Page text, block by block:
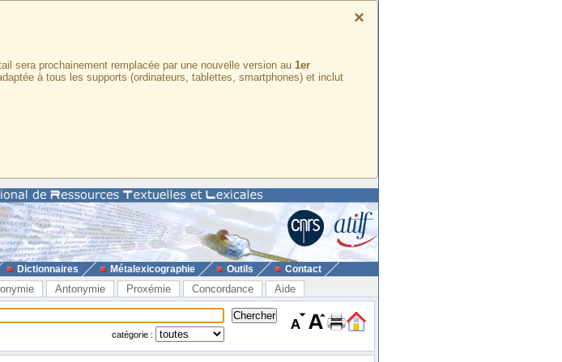
×
sera prochainement remplacée par une nouvelle version au 1er
à tous les supports (ordinateurs, tablettes, smartphones) et inclut
Dictionnaires Métalexicographie Outils Contact
Antonymie Proxémie Concordance Aide
catégorie :